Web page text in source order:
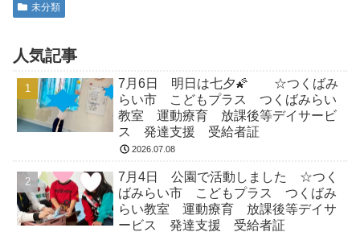
未分類
人気記事
7月6日 明日は七夕🌠 ☆つくばみ
らい市 こどもプラス つくばみらい
教室 運動療育 放課後等デイサービ
ス 発達支援 受給者証
2026.07.08
7月4日 公園で活動しました ☆つく
ばみらい市 こどもプラス つくばみ
らい教室 運動療育 放課後等デイサ
ービス 発達支援 受給者証